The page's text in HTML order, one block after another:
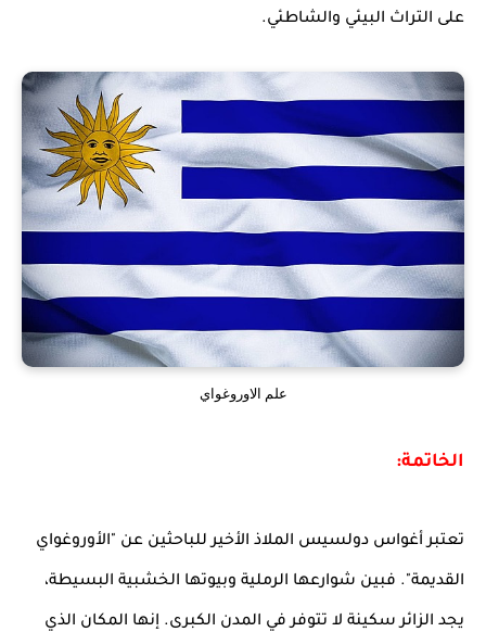
على التراث البيئي والشاطئي.
علم الاوروغواي
الخاتمة:
تعتبر أغواس دولسيس الملاذ الأخير للباحثين عن "الأوروغواي
القديمة". فبين شوارعها الرملية وبيوتها الخشبية البسيطة،
يجد الزائر سكينة لا تتوفر في المدن الكبرى. إنها المكان الذي